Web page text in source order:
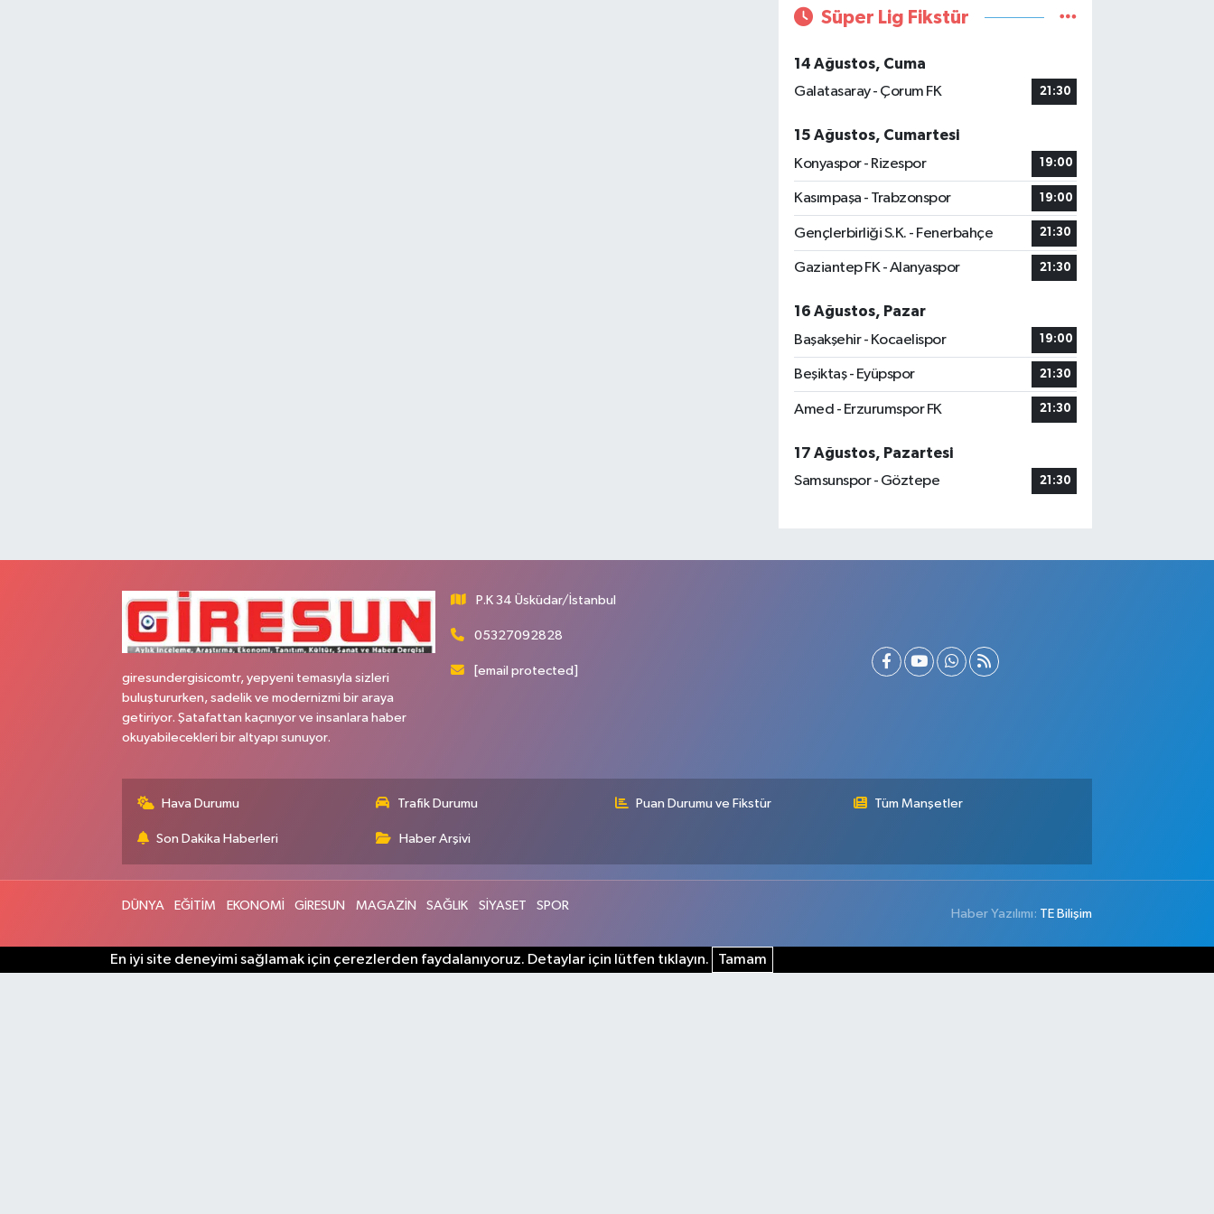
Süper Lig Fikstür
14 Ağustos, Cuma
Galatasaray - Çorum FK
21:30
15 Ağustos, Cumartesi
Konyaspor - Rizespor
19:00
Kasımpaşa - Trabzonspor 19:00
Gençlerbirliği S.K. - Fenerbahçe 21:30
Gaziantep FK - Alanyaspor 21:30
16 Ağustos, Pazar
Başakşehir - Kocaelispor
19:00
Beşiktaş - Eyüpspor 21:30
Amed - Erzurumspor FK 21:30
17 Ağustos, Pazartesi
Samsunspor - Göztepe
21:30
giresundergisicomtr, yepyeni temasıyla sizleri
buluştururken, sadelik ve modernizmi bir araya
getiriyor. Şatafattan kaçınıyor ve insanlara haber
okuyabilecekleri bir altyapı sunuyor.
P.K 34 Üsküdar/İstanbul
05327092828
[email protected]
Hava Durumu Trafik Durumu Puan Durumu ve Fikstür Tüm Manşetler
Son Dakika Haberleri Haber Arşivi
DÜNYA EĞİTİM EKONOMİ GİRESUN MAGAZİN SAĞLIK SİYASET SPOR
Haber Yazılımı: TE Bilişim
En iyi site deneyimi sağlamak için çerezlerden faydalanıyoruz. Detaylar için lütfen tıklayın. Tamam